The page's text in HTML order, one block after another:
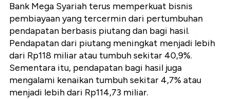
Bank Mega Syariah terus memperkuat bisnis
pembiayaan yang tercermin dari pertumbuhan
pendapatan berbasis piutang dan bagi hasil.
Pendapatan dari piutang meningkat menjadi lebih
dari Rp118 miliar atau tumbuh sekitar 40,9%.
Sementara itu, pendapatan bagi hasil juga
mengalami kenaikan tumbuh sekitar 4,7% atau
menjadi lebih dari Rp114,73 miliar.